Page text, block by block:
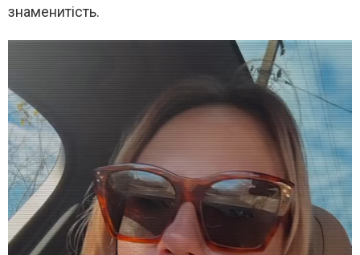
знаменитість.
д
е
о
п
л
е
е